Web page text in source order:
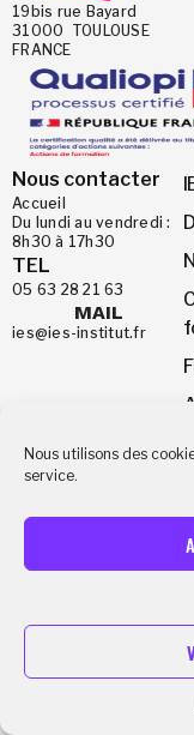
Nous utilisons des
service.
19bis rue Bayard
31000 TOULOUSE
FRANCE
Nous contacter
Accueil
Du lundi au vendredi :
8h30 à 17h30
TEL
05 63 28 21 63
MAIL
ies@ies-institut.fr
Rejoignez nous !